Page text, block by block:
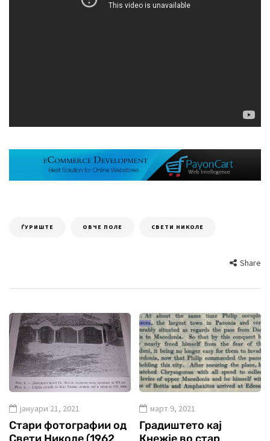
ЃУРИШТЕ ОВЧЕ ПОЛЕ СВЕТИ НИКОЛЕ
Share
јануари 21, 2021
Стари фотографии од
март 9, 2021
Градиштето кај